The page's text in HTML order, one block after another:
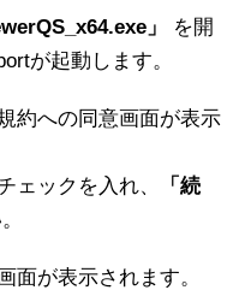
」
を開
が起動します。
約への同意画面が表示
ェックを入れ、
「続
面が表示されます。